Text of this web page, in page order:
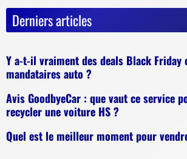
Derniers articles
Y a-t-il vraiment des deals Black Friday
mandataires auto ?
Avis GoodbyeCar : que vaut ce service
recycler une voiture HS ?
Quel est le meilleur moment pour